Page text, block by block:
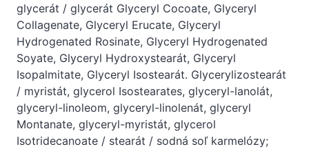
glycerát / glycerát Glyceryl Cocoate, Glyceryl
Collagenate, Glyceryl Erucate, Glyceryl
Hydrogenated Rosinate, Glyceryl Hydrogenated
Soyate, Glyceryl Hydroxystearát, Glyceryl
Isopalmitate, Glyceryl Isostearát. Glycerylizostearát
/ myristát, glycerol Isostearates, glyceryl-lanolát,
glyceryl-linoleom, glyceryl-linolenát, glyceryl
Montanate, glyceryl-myristát, glycerol
Isotridecanoate / stearát / sodná soľ karmelózy;